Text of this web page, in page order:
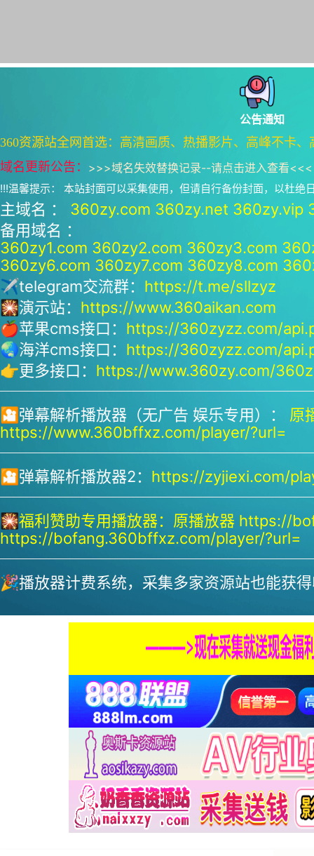
公告通知
360资源站全网首选：高清画质、热播影片、高峰不卡
域名更新公告： >>>域名失效替换记录--请点击进入查看<<<
!!!温馨提示： 本站封面可以采集使用，但请自行备份封面，以杜绝
主域名 ： 360zy.com 360zy.net 360zy.vip
备用域名 ：
360zy1.com 360zy2.com 360zy3.com
360zy6.com 360zy7.com 360zy8.com
✈telegram交流群： https://t.me/sllzyz
🎇演示站： https://www.360aikan.com
🍎苹果cms接口： https://360zyzz.com/
🌏海洋cms接口： https://360zyzz.com/
👉更多接口： https://www.360zy.com/
🎦弹幕解析播放器（无广告 娱乐专用）： 原
https://www.360bffxz.com/player/?url=
🎦弹幕解析播放器2： https://zyjiexi.com/
🎇福利赞助专用播放器： 原播放器 https://
https://bofang.360bffxz.com/player/?url=
🎉播放器计费系统，采集多家资源站也能获